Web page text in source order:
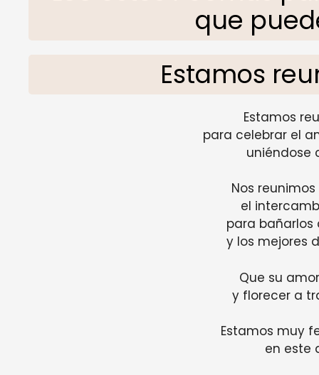
que
Estamos
Estamos
para celebrar el
uniéndose
Nos
el
para bañarlos
y los mejores
Que su
y florecer a
Estamos muy
en este